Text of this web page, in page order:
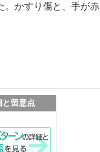
。かすり傷と、手が赤
と留意点